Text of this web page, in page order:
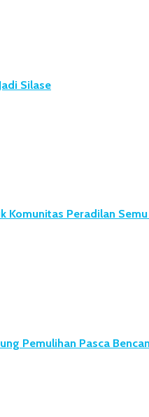
Silase
Komunitas Peradilan
Pemulihan Pasca